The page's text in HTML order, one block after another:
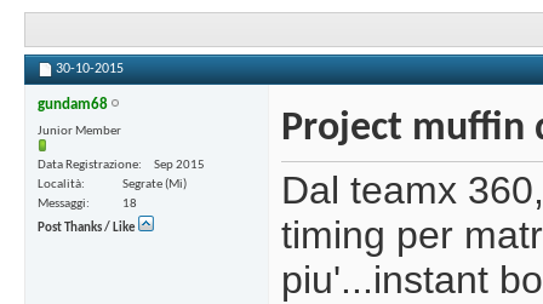
30-10-2015
gundam68
Junior Member
Data Registrazione
Sep 2015
Località
Segrate (Mi)
Messaggi
18
Post Thanks / Like
Project muffin
Dal teamx
timing per
piu'...instant